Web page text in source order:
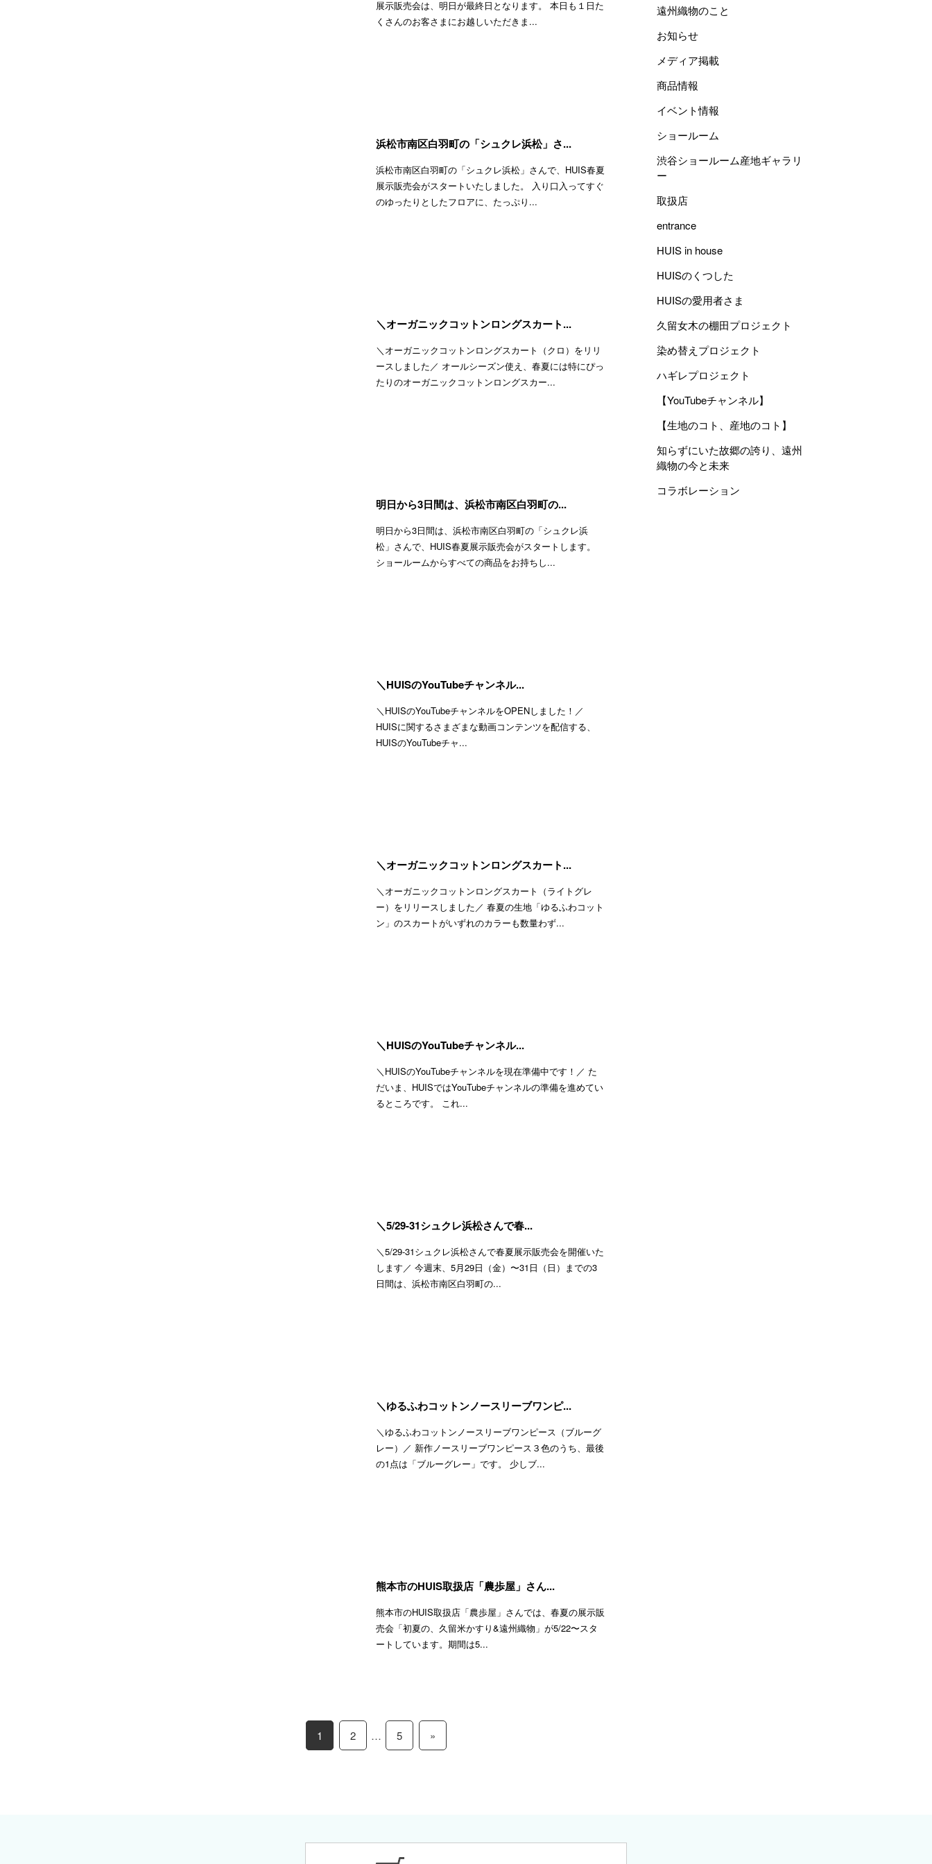
展示販売会は、明日が最終日となります。 本日も１日た
くさんのお客さまにお越しいただきま...
浜松市南区白羽町の「シュクレ浜松」さ...
浜松市南区白羽町の「シュクレ浜松」さんで、HUIS春夏
展示販売会がスタートいたしました。 入り口入ってすぐ
のゆったりとしたフロアに、たっぷり...
＼オーガニックコットンロングスカート...
＼オーガニックコットンロングスカート（クロ）をリリ
ースしました／ オールシーズン使え、春夏には特にぴっ
たりのオーガニックコットンロングスカー...
明日から3日間は、浜松市南区白羽町の...
明日から3日間は、浜松市南区白羽町の「シュクレ浜
松」さんで、HUIS春夏展示販売会がスタートします。
ショールームからすべての商品をお持ちし...
＼HUISのYouTubeチャンネル...
＼HUISのYouTubeチャンネルをOPENしました！／
HUISに関するさまざまな動画コンテンツを配信する、
HUISのYouTubeチャ...
＼オーガニックコットンロングスカート...
＼オーガニックコットンロングスカート（ライトグレ
ー）をリリースしました／ 春夏の生地「ゆるふわコット
ン」のスカートがいずれのカラーも数量わず...
＼HUISのYouTubeチャンネル...
＼HUISのYouTubeチャンネルを現在準備中です！／ た
だいま、HUISではYouTubeチャンネルの準備を進めてい
るところです。 これ...
＼5/29-31シュクレ浜松さんで春...
＼5/29-31シュクレ浜松さんで春夏展示販売会を開催いた
します／ 今週末、5月29日（金）〜31日（日）までの3
日間は、浜松市南区白羽町の...
＼ゆるふわコットンノースリーブワンピ...
＼ゆるふわコットンノースリーブワンピース（ブルーグ
レー）／ 新作ノースリーブワンピース３色のうち、最後
の1点は「ブルーグレー」です。 少しブ...
熊本市のHUIS取扱店「農歩屋」さん...
熊本市のHUIS取扱店「農歩屋」さんでは、春夏の展示販
売会「初夏の、久留米かすり&遠州織物」が5/22〜スタ
ートしています。期間は5...
1 2 … 5 »
遠州織物のこと
お知らせ
メディア掲載
商品情報
イベント情報
ショールーム
渋谷ショールーム産地ギャラリ
ー
取扱店
entrance
HUIS in house
HUISのくつした
HUISの愛用者さま
久留女木の棚田プロジェクト
染め替えプロジェクト
ハギレプロジェクト
【YouTubeチャンネル】
【生地のコト、産地のコト】
知らずにいた故郷の誇り、遠州
織物の今と未来
コラボレーション